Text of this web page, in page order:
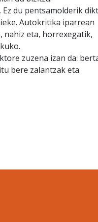
du pentsamolderik
Autokritika iparrean
nahiz eta, horrexegatik,
zuzena izan da:
bere zalantzak eta